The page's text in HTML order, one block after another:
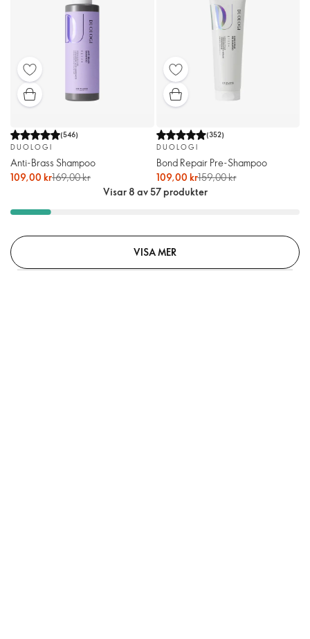
(546)
DUOLOGI
Anti-Brass Shampoo
109,00 kr169,00 kr
(352)
DUOLOGI
Bond Repair Pre-Shampoo
109,00 kr159,00 kr
Visar 8 av 57 produkter
VISA MER